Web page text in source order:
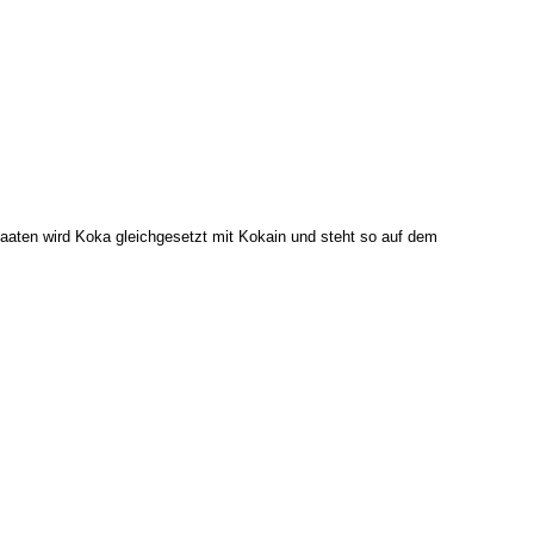
wird Koka gleichgesetzt mit Kokain und steht so auf dem